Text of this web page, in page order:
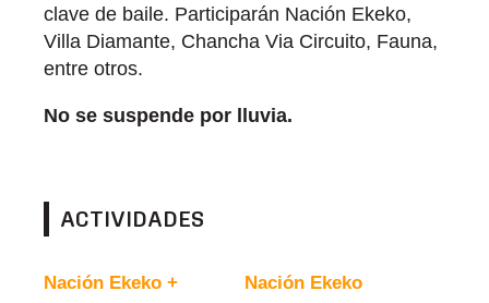
clave de baile. Participarán Nación Ekeko,
Villa Diamante, Chancha Via Circuito, Fauna,
entre otros.
No se suspende por lluvia.
ACTIVIDADES
Nación Ekeko +
Nación Ekeko